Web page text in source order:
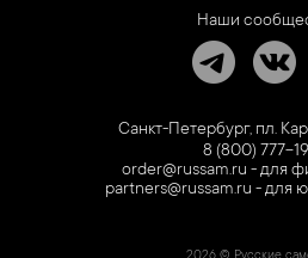
Наши
Санкт-Петербург, пл.
8 (800) 777-
order@russam.ru - для
partners@russam.ru - для